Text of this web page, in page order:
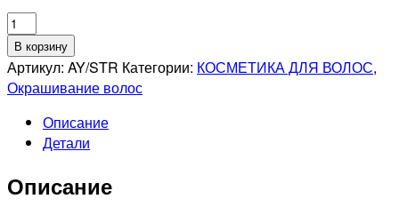
Количество
товара
ESTEL
PROFESSIONNEL
YELLOW
Аква-
для
В корзину
Артикул: AY/STR Категории: КОСМЕТИКА ДЛЯ ВОЛОС,
Окрашивание волос
Описание
Детали
Описание